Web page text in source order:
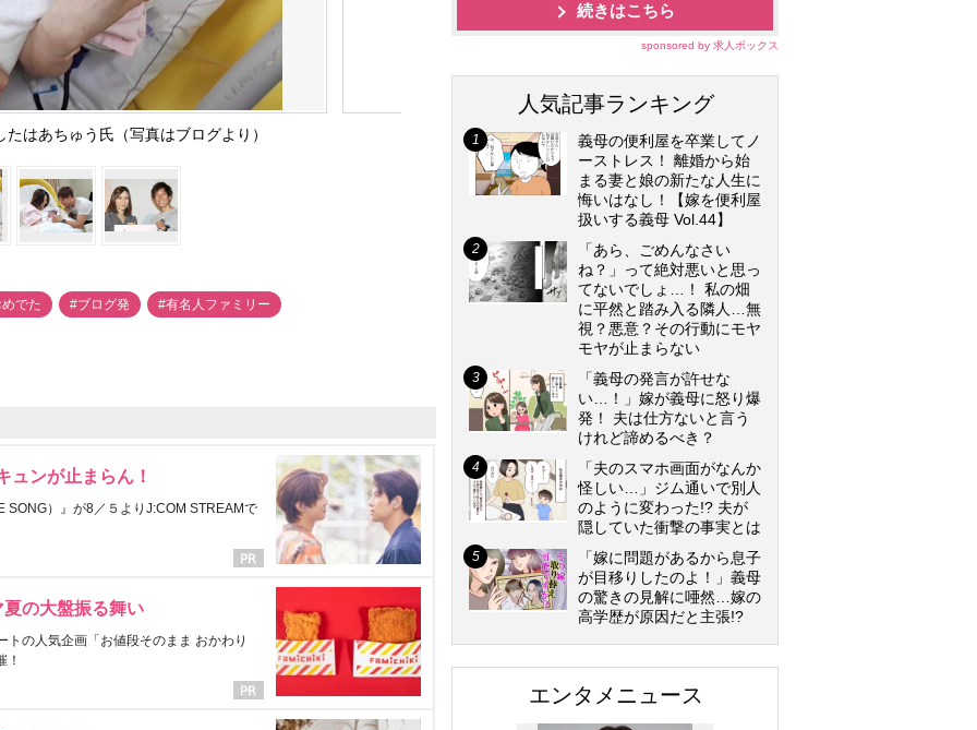
はあちゅう氏（写真はブログより）
でた #ブログ発 #有名人ファミリー
ュンが止まらん！
SONG）』が8／５よりJ:COM STREAMで
の大盤振る舞い
の人気企画「お値段そのまま おかわり
！
続きはこちら
sponsored by 求人ボックス
人気記事ランキング
義母の便利屋を卒業してノ
ーストレス！ 離婚から始
まる妻と娘の新たな人生に
悔いはなし！【嫁を便利屋
扱いする義母 Vol.44】
「あら、ごめんなさい
ね？」って絶対悪いと思っ
てないでしょ…！ 私の畑
に平然と踏み入る隣人…無
視？悪意？その行動にモヤ
モヤが止まらない
「義母の発言が許せな
い…！」嫁が義母に怒り爆
発！ 夫は仕方ないと言う
けれど諦めるべき？
「夫のスマホ画面がなんか
怪しい…」ジム通いで別人
のように変わった!? 夫が
隠していた衝撃の事実とは
「嫁に問題があるから息子
が目移りしたのよ！」義母
の驚きの見解に唖然…嫁の
高学歴が原因だと主張!?
エンタメニュース